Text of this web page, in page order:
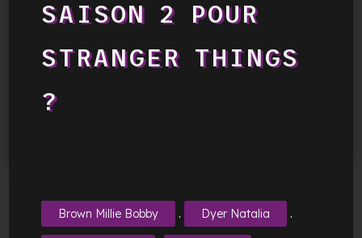
SAISON 2 POUR
STRANGER THINGS
?
Brown Millie Bobby . Dyer Natalia .